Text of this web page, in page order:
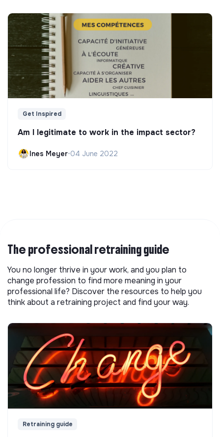
Get Inspired
Am I legitimate to work in the impact sector?
Ines Meyer•04 June 2022
The professional retraining guide
You no longer thrive in your work, and you plan to
change profession to find more meaning in your
professional life? Discover the resources to help you
think about a retraining project and find your way.
Retraining guide